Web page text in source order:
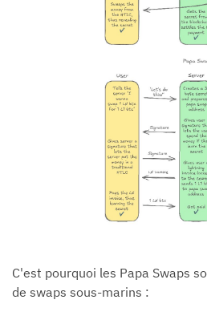
C'est pourquoi les Papa Swaps
de swaps sous-marins :